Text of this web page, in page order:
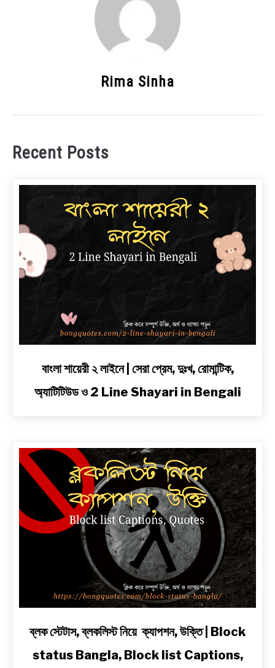
Rima Sinha
Recent Posts
|
সেরা
প্রেম,
রোমান্টিক,
অ্যাটিটিউড
বাংলা শায়েরী ২ লাইনে | সেরা প্রেম, দুঃখ, রোমান্টিক,
অ্যাটিটিউড ও 2 Line Shayari in Bengali
linkব্লক স্টেটাস, ব্লকলিস্ট নিয়ে ক্যাপশন, উক্তি | Block
status Bangla, Block list Captions,